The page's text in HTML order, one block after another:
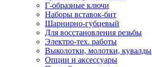
Г-образные ключи
Наборы вставок-бит
Шарнирно-губцевый
Для восстановления резьбы
Электро-тех. работы
Выколотки, молотки, кувалды
Опции и аксессуары